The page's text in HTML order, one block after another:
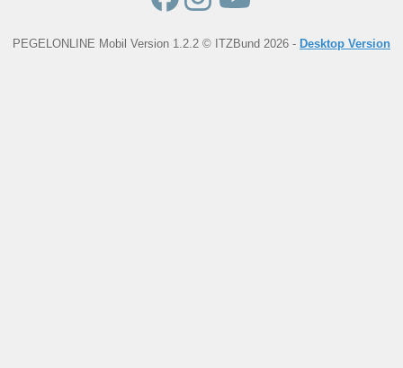
PEGELONLINE Mobil Version 1.2.2 © ITZBund 2026 - Desktop Version